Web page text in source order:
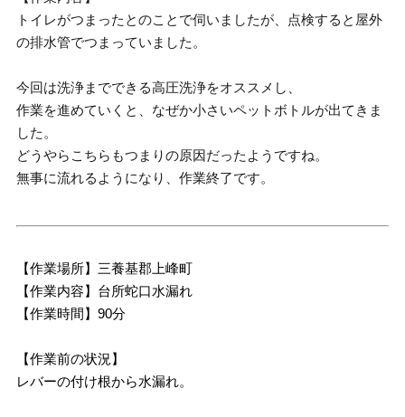
トイレがつまったとのことで伺いましたが、点検すると屋外
の排水管でつまっていました。
今回は洗浄までできる高圧洗浄をオススメし、
作業を進めていくと、なぜか小さいペットボトルが出てきま
した。
どうやらこちらもつまりの原因だったようですね。
無事に流れるようになり、作業終了です。
【作業場所】三養基郡上峰町
【作業内容】台所蛇口水漏れ
【作業時間】90分
【作業前の状況】
レバーの付け根から水漏れ。